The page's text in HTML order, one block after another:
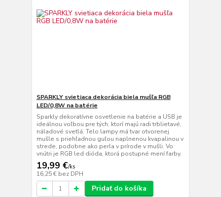
SPARKLY svietiaca dekorácia biela mušľa RGB
LED/0,8W na batérie
Sparkly dekoratívne osvetlenie na batérie a USB je
ideálnou voľbou pre tých, ktorí majú radi trblietavé,
náladové svetlá. Telo lampy má tvar otvorenej
mušle s priehľadnou guľou naplnenou kvapalinou v
strede, podobne ako perla v prírode v mušli. Vo
vnútri je RGB led dióda, ktorá postupné mení farby.
19,99 €/ks
16,25 € bez DPH
Pridať do košíka